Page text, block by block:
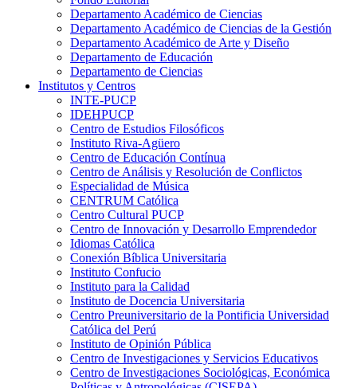
Departamento Académico de Ciencias
Departamento Académico de Ciencias de la Gestión
Departamento Académico de Arte y Diseño
Departamento de Educación
Departamento de Ciencias
Institutos y Centros
INTE-PUCP
IDEHPUCP
Centro de Estudios Filosóficos
Instituto Riva-Agüero
Centro de Educación Contínua
Centro de Análisis y Resolución de Conflictos
Especialidad de Música
CENTRUM Católica
Centro Cultural PUCP
Centro de Innovación y Desarrollo Emprendedor
Idiomas Católica
Conexión Bíblica Universitaria
Instituto Confucio
Instituto para la Calidad
Instituto de Docencia Universitaria
Centro Preuniversitario de la Pontificia Universidad
Católica del Perú
Instituto de Opinión Pública
Centro de Investigaciones y Servicios Educativos
Centro de Investigaciones Sociológicas, Económica